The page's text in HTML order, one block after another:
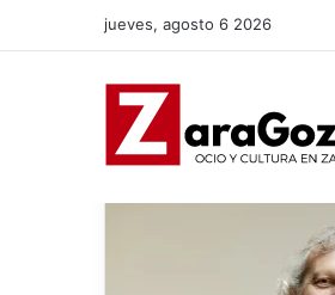
jueves, agosto 6 2026